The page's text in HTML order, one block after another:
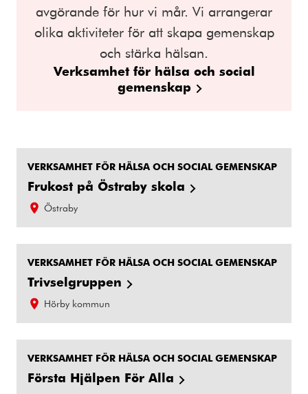
avgörande för hur vi mår. Vi arrangerar
olika aktiviteter för att skapa gemenskap
och stärka hälsan.
Verksamhet för hälsa och social
gemenskap
VERKSAMHET FÖR HÄLSA OCH SOCIAL GEMENSKAP
Frukost på Östraby skola
Östraby
VERKSAMHET FÖR HÄLSA OCH SOCIAL GEMENSKAP
Trivselgruppen
Hörby kommun
VERKSAMHET FÖR HÄLSA OCH SOCIAL GEMENSKAP
Första Hjälpen För Alla